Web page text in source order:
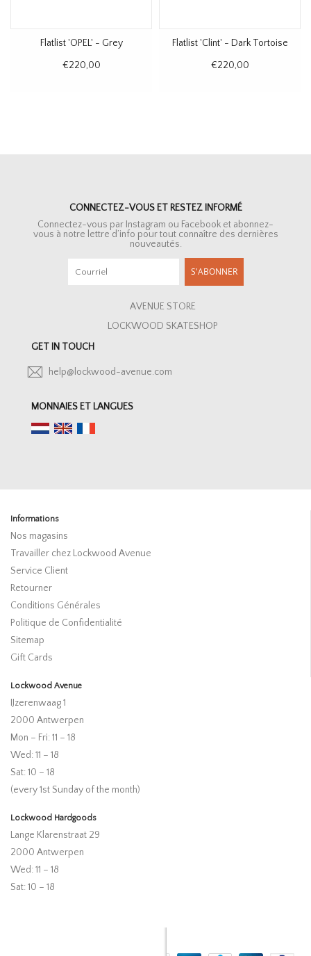
Flatlist 'OPEL' - Grey
€220,00
Flatlist 'Clint' - Dark Tortoise
€220,00
CONNECTEZ-VOUS ET RESTEZ INFORMÉ
Connectez-vous par Instagram ou Facebook et abonnez-
vous à notre lettre d’info pour tout connaître des dernières
nouveautés.
S'ABONNER
AVENUE STORE
LOCKWOOD SKATESHOP
GET IN TOUCH
help@lockwood-avenue.com
MONNAIES ET LANGUES
Informations
Nos magasins
Travailler chez Lockwood Avenue
Service Client
Retourner
Conditions Générales
Politique de Confidentialité
Sitemap
Gift Cards
Lockwood Avenue
IJzerenwaag 1
2000 Antwerpen
Mon – Fri: 11 – 18
Wed: 11 – 18
Sat: 10 – 18
(every 1st Sunday of the month)
Lockwood Hardgoods
Lange Klarenstraat 29
2000 Antwerpen
Wed: 11 – 18
Sat: 10 – 18